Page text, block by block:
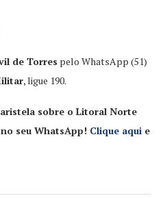
de Torres pelo WhatsApp (51)
, ligue 190.
sobre o Litoral Norte
seu WhatsApp! Clique aqui e